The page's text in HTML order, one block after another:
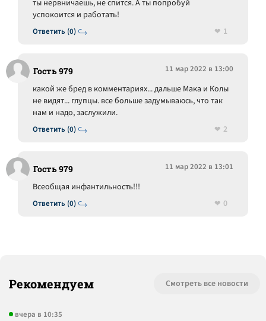
Ответить (0)
ты нервничаешь, не спится. А ты попробуй
успокоится и работать!
1
Гость 979 11 мар 2022 в 13:00
Ответить (0)
какой же бред в комментариях... дальше Мака и Колы
не видят... глупцы. все больше задумываюсь, что так
нам и надо, заслужили.
2
Гость 979 11 мар 2022 в 13:01
Ответить (0)
Всеобщая инфантильность!!!
0
Рекомендуем Смотреть все новости
вчера в 10:35